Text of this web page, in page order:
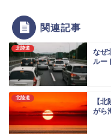
関連記事
北陸道
なぜ
ルー
北陸道
【
がら